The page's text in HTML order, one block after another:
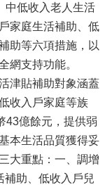
中低收入老人生活
家庭生活補助、低
助等六項措施，以
網支持功能。
津貼補助對象涵蓋
收入戶家庭等族
43億餘元，提供弱
本生活品質獲得妥
大重點：一、調增
補助、低收入戶兒